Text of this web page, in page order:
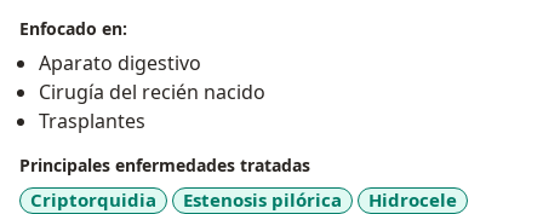
Enfocado en:
Aparato digestivo
Cirugía del recién nacido
Trasplantes
Principales enfermedades tratadas
Criptorquidia Estenosis pilórica
Hidrocele